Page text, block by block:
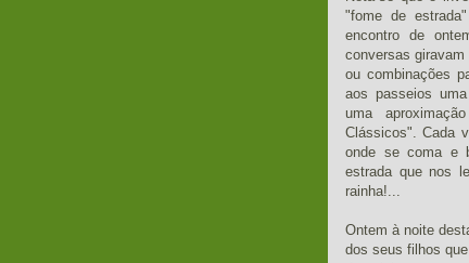
"fome de
encontro de
conversas
ou combinações
aos passeios
uma
Clássicos". Cada
onde se coma e
estrada que nos
rainha!...
Ontem à noite
dos seus filhos